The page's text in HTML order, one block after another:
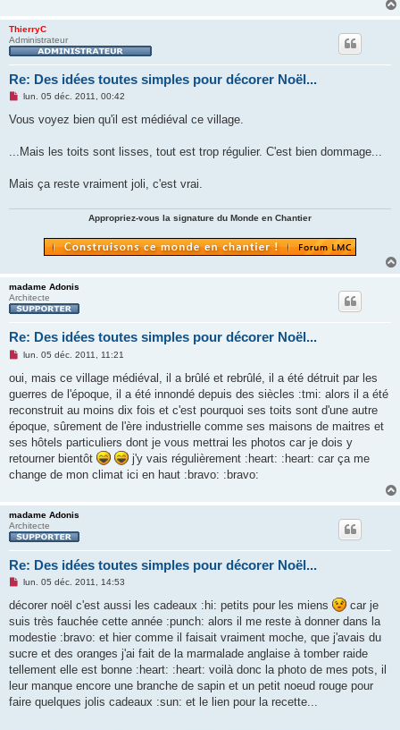
n
l
u
ThierryC
Administrateur
Re: Des idées toutes simples pour décorer Noël...
M
s
g
o
lun. 05 déc. 2011, 00:42
Vous voyez bien qu'il est médiéval ce village.
...Mais les toits sont lisses, tout est trop régulier. C'est bien dommage...
Mais ça reste vraiment joli, c'est vrai.
Appropriez-vous la signature du Monde en Chantier
madame Adonis
Architecte
Re: Des idées toutes simples pour décorer Noël...
M
s
a
g
n
o
l
u
lun. 05 déc. 2011, 11:21
oui, mais ce village médiéval, il a brûlé et rebrûlé, il a été détruit par les
guerres de l'époque, il a été innondé depuis des siècles :tmi: alors il a été
reconstruit au moins dix fois et c'est pourquoi ses toits sont d'une autre
époque, sûrement de l'ère industrielle comme ses maisons de maitres et
ses hôtels particuliers dont je vous mettrai les photos car je dois y
retourner bientôt
j'y vais régulièrement :heart: :heart: car ça me
change de mon climat ici en haut :bravo: :bravo:
madame Adonis
Architecte
Re: Des idées toutes simples pour décorer Noël...
M
s
a
g
n
o
l
u
lun. 05 déc. 2011, 14:53
décorer noël c'est aussi les cadeaux :hi: petits pour les miens
car je
suis très fauchée cette année :punch: alors il me reste à donner dans la
modestie :bravo: et hier comme il faisait vraiment moche, que j'avais du
sucre et des oranges j'ai fait de la marmalade anglaise à tomber raide
tellement elle est bonne :heart: :heart: voilà donc la photo de mes pots, il
leur manque encore une branche de sapin et un petit noeud rouge pour
faire quelques jolis cadeaux :sun: et le lien pour la recette...